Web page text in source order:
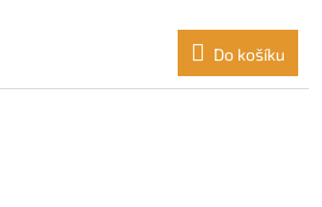
Do košíku